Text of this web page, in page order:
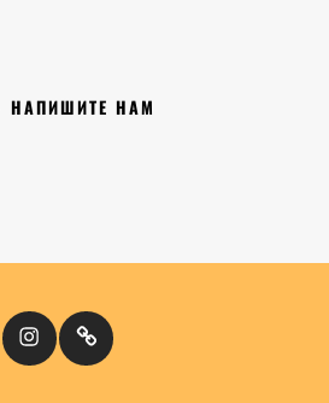
НАПИШИТЕ НАМ
InstagramКіномандри